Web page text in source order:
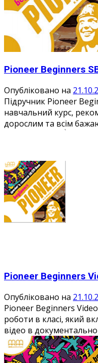
Pioneer Beginners
Опубліковано на
Підручник Pioneer
навчальний курс,
дорослим та всім
Pioneer Beginners
Опубліковано на
Pioneer Beginners
роботи в класі, який
відео в